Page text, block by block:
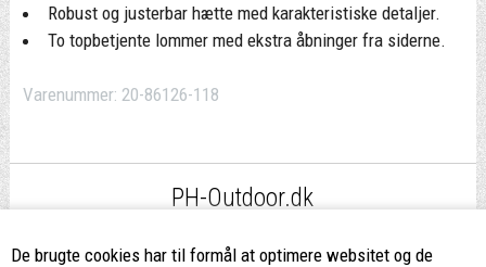
De brugte cookies har til formål at optimere websitet og de
Robust og justerbar hætte med karakteristiske detaljer.
To topbetjente lommer med ekstra åbninger fra siderne.
Varenummer: 20-86126-118
PH-Outdoor.dk
ved køb over 499,-*